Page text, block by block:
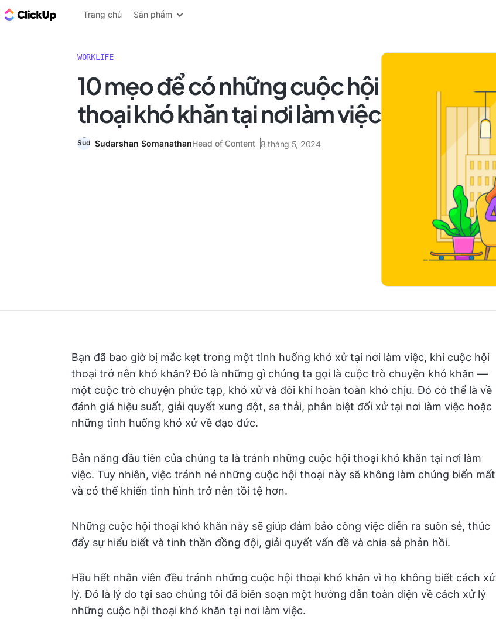
ClickUp Blog
Trang chủ Sản phẩm
WORKLIFE
10 mẹo để có những cuộc hội
thoại khó khăn tại nơi làm việc
Sudarshan SomanathanHead of Content 8 tháng 5, 2024
Bạn đã bao giờ bị mắc kẹt trong một tình huống khó xử tại nơi làm việc, khi cuộc hội
thoại trở nên khó khăn? Đó là những gì chúng ta gọi là cuộc trò chuyện khó khăn —
một cuộc trò chuyện phức tạp, khó xử và đôi khi hoàn toàn khó chịu. Đó có thể là về
đánh giá hiệu suất, giải quyết xung đột, sa thải, phân biệt đối xử tại nơi làm việc hoặc
những tình huống khó xử về đạo đức.
Bản năng đầu tiên của chúng ta là tránh những cuộc hội thoại khó khăn tại nơi làm
việc. Tuy nhiên, việc tránh né những cuộc hội thoại này sẽ không làm chúng biến mất
và có thể khiến tình hình trở nên tồi tệ hơn.
Những cuộc hội thoại khó khăn này sẽ giúp đảm bảo công việc diễn ra suôn sẻ, thúc
đẩy sự hiểu biết và tinh thần đồng đội, giải quyết vấn đề và chia sẻ phản hồi.
Hầu hết nhân viên đều tránh những cuộc hội thoại khó khăn vì họ không biết cách xử
lý. Đó là lý do tại sao chúng tôi đã biên soạn một hướng dẫn toàn diện về cách xử lý
những cuộc hội thoại khó khăn tại nơi làm việc.